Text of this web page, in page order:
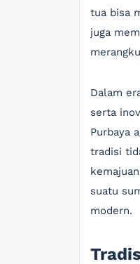
tua bisa
juga
Dalam
serta
Purbaya
tradisi
suatu
modern.